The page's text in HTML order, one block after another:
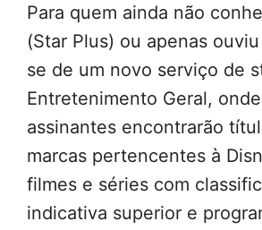
Para quem ainda não
(Star Plus) ou apenas
se de um novo serviço de
Entretenimento Geral,
assinantes encontrarão
marcas pertencentes à
filmes e séries com
indicativa superior e